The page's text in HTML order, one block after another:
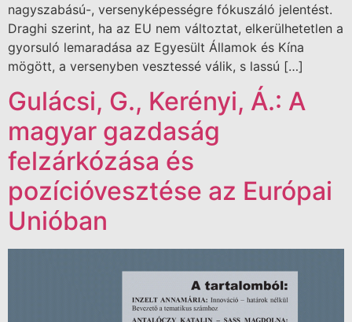
nagyszabású-, versenyképességre fókuszáló jelentést.
Draghi szerint, ha az EU nem változtat, elkerülhetetlen a
gyorsuló lemaradása az Egyesült Államok és Kína
mögött, a versenyben vesztessé válik, s lassú […]
Gulácsi, G., Kerényi, Á.: A
magyar gazdaság
felzárkózása és
pozícióvesztése az Európai
Unióban